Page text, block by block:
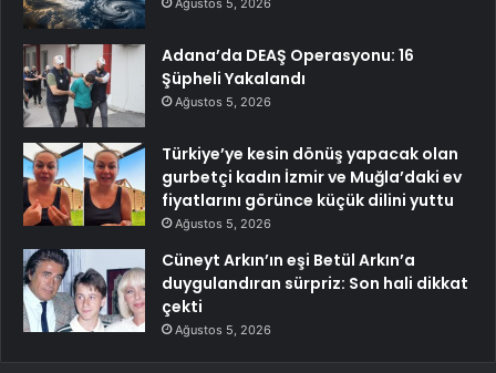
Ağustos 5, 2026
Adana’da DEAŞ Operasyonu: 16
Şüpheli Yakalandı
Ağustos 5, 2026
Türkiye’ye kesin dönüş yapacak olan
gurbetçi kadın İzmir ve Muğla’daki ev
fiyatlarını görünce küçük dilini yuttu
Ağustos 5, 2026
Cüneyt Arkın’ın eşi Betül Arkın’a
duygulandıran sürpriz: Son hali dikkat
çekti
Ağustos 5, 2026